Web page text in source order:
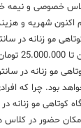
کلاس خصوصی و
شهریه و
مو زنانه در
شرایط کلاس
مو زنانه در
بود. چرا که
کوتاهی مو زنانه
حضور در کلاس